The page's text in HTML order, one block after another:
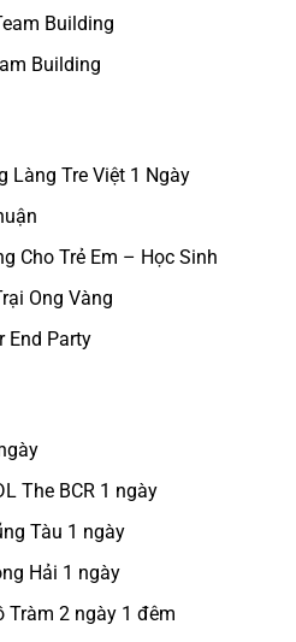
Building
Building
Làng Tre Việt 1 Ngày
Cho Trẻ Em – Học Sinh
Ong Vàng
End Party
The BCR 1 ngày
Tàu 1 ngày
Hải 1 ngày
Tràm 2 ngày 1 đêm